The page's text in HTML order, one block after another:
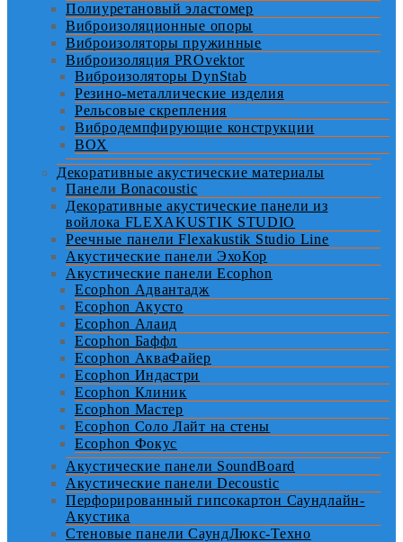
Полиуретановый эластомер
Виброизоляционные опоры
Виброизоляторы пружинные
Виброизоляция PROvektor
Виброизоляторы DynStab
Резино-металлические изделия
Рельсовые скрепления
Вибродемпфирующие конструкции
BOX
Декоративные акустические материалы
Панели Bonacoustic
Декоративные акустические панели из
войлока FLEXAKUSTIK STUDIO
Реечные панели Flexakustik Studio Line
Акустические панели ЭхоКор
Акустические панели Ecophon
Ecophon Адвантадж
Ecophon Акусто
Ecophon Алаид
Ecophon Баффл
Ecophon АкваФайер
Ecophon Индастри
Ecophon Клиник
Ecophon Мастер
Ecophon Соло Лайт на стены
Ecophon Фокус
Акустические панели SoundBoard
Акустические панели Decoustic
Перфорированный гипсокартон Саундлайн-
Акустика
Стеновые панели СаундЛюкс-Техно